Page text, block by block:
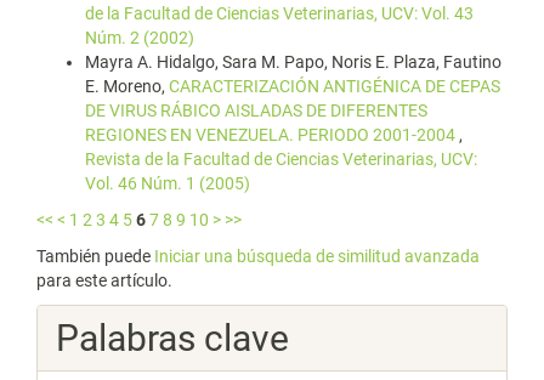
de la Facultad de Ciencias Veterinarias, UCV: Vol. 43
Núm. 2 (2002)
Mayra A. Hidalgo, Sara M. Papo, Noris E. Plaza, Fautino
E. Moreno, CARACTERIZACIÓN ANTIGÉNICA DE CEPAS
DE VIRUS RÁBICO AISLADAS DE DIFERENTES
REGIONES EN VENEZUELA. PERIODO 2001-2004 ,
Revista de la Facultad de Ciencias Veterinarias, UCV:
Vol. 46 Núm. 1 (2005)
<< < 1 2 3 4 5678 9 10 > >>
También puede Iniciar una búsqueda de similitud avanzada
para este artículo.
Palabras clave